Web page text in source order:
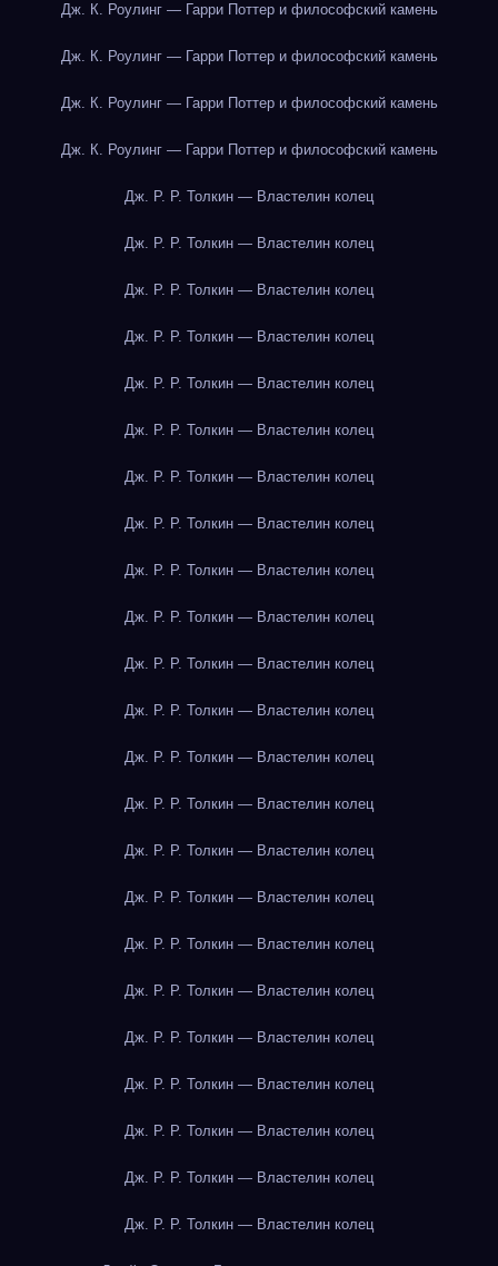
Дж. К. Роулинг — Гарри Поттер и философский камень
Дж. К. Роулинг — Гарри Поттер и философский камень
Дж. К. Роулинг — Гарри Поттер и философский камень
Дж. К. Роулинг — Гарри Поттер и философский камень
Дж. Р. Р. Толкин — Властелин колец
Дж. Р. Р. Толкин — Властелин колец
Дж. Р. Р. Толкин — Властелин колец
Дж. Р. Р. Толкин — Властелин колец
Дж. Р. Р. Толкин — Властелин колец
Дж. Р. Р. Толкин — Властелин колец
Дж. Р. Р. Толкин — Властелин колец
Дж. Р. Р. Толкин — Властелин колец
Дж. Р. Р. Толкин — Властелин колец
Дж. Р. Р. Толкин — Властелин колец
Дж. Р. Р. Толкин — Властелин колец
Дж. Р. Р. Толкин — Властелин колец
Дж. Р. Р. Толкин — Властелин колец
Дж. Р. Р. Толкин — Властелин колец
Дж. Р. Р. Толкин — Властелин колец
Дж. Р. Р. Толкин — Властелин колец
Дж. Р. Р. Толкин — Властелин колец
Дж. Р. Р. Толкин — Властелин колец
Дж. Р. Р. Толкин — Властелин колец
Дж. Р. Р. Толкин — Властелин колец
Дж. Р. Р. Толкин — Властелин колец
Дж. Р. Р. Толкин — Властелин колец
Дж. Р. Р. Толкин — Властелин колец